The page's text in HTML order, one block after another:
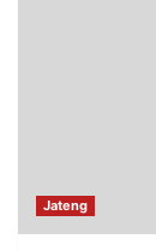
Jateng